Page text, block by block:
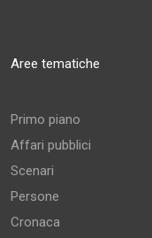
Aree tematiche
Primo piano
Affari pubblici
Scenari
Persone
Cronaca